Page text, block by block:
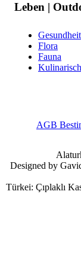
Leben |
Gesundheit
Flora
Fauna
AGB
Designed by
Türkei: Çıplaklı